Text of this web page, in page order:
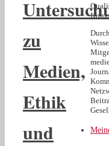
zu
Medien,
Ethik
und